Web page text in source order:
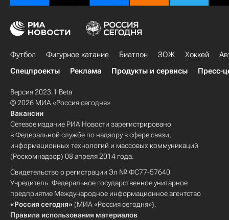
Футбол Фигурное катание Биатлон ЗОЖ Хоккей
Спецпроекты
Реклама Продукты и сервисы Пресс-
Версия 2023.1 Beta
© 2026 МИА «Россия сегодня»
Вакансии
Сетевое издание РИА Новости зарегистрировано
в Федеральной службе по надзору в сфере связи,
информационных технологий и массовых коммуникаций
(Роскомнадзор) 08 апреля 2014 года.
Свидетельство о регистрации Эл № ФС77-57640
Учредитель: Федеральное государственное унитарное
предприятие Международное информационное агентство
«Россия сегодня» (МИА «Россия сегодня»).
Правила использования материалов